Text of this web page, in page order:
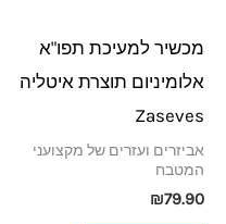
מכשיר למעיכת תפו"א
אלומיניום תוצרת איטליה
Zaseves
אביזרים ועזרים של מקצועני
המטבח
₪79.90